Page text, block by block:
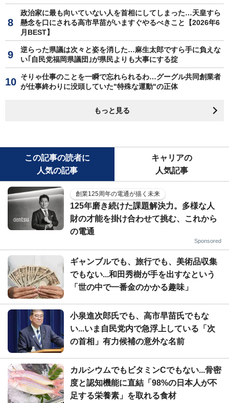
政治家に最も向いていない人を首相にしてしまった…天皇すら
懸念を口にされる高市早苗がいますぐやるべきこと【2026年6
月BEST】
逆らった県議は次々と姿を消した…麻生太郎ですら手に負えな
い｢自民党福岡県議団｣が県民よりも大事にする掟
そりゃ仕事のことを一瞬で忘れられるわ…グーグル共同創業者
が仕事終わりに没頭していた"特殊な運動"の正体
もっと見る
この記事の読者に
人気の記事
キャリアの
人気記事
創業125周年の電通が描く未来
125年磨き続けた課題解決力。多様な人
財の才能を掛け合わせて挑む、これから
の電通
Sponsored
ギャンブルでも、旅行でも、美術品収集
でもない...和田秀樹が手を出すなという
「世の中で一番金のかかる趣味」
小泉進次郎氏でも、高市早苗氏でもな
い...いま自民党内で急浮上している「次
の首相」有力候補の意外な名前
カルシウムでもビタミンCでもない...骨密
度と認知機能に直結「98%の日本人が不
足する栄養素」を取れる食材